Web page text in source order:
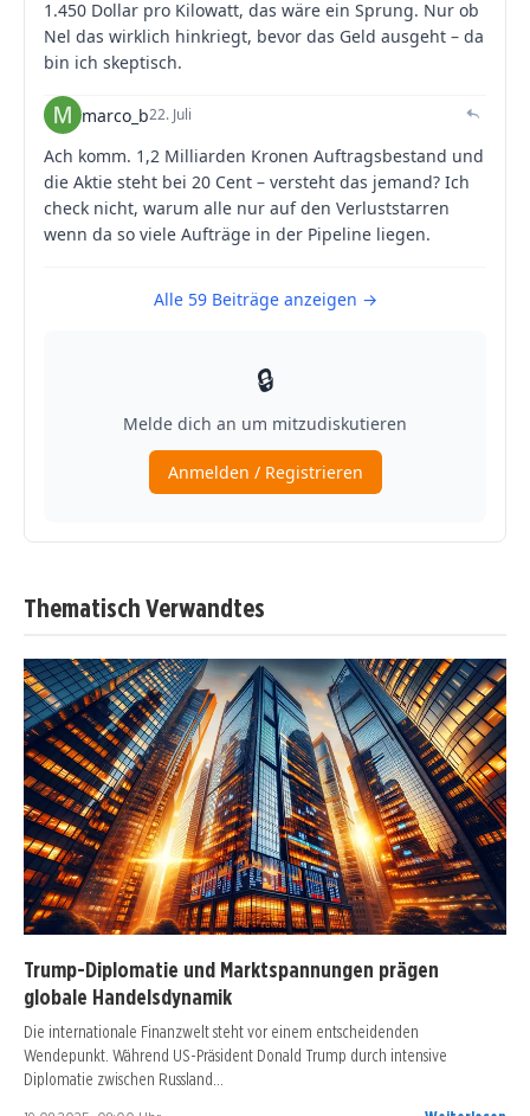
Thematisch Verwandtes
Trump-Diplomatie und Marktspannungen prägen
globale Handelsdynamik
Die internationale Finanzwelt steht vor einem entscheidenden
Wendepunkt. Während US-Präsident Donald Trump durch intensive
Diplomatie zwischen Russland…